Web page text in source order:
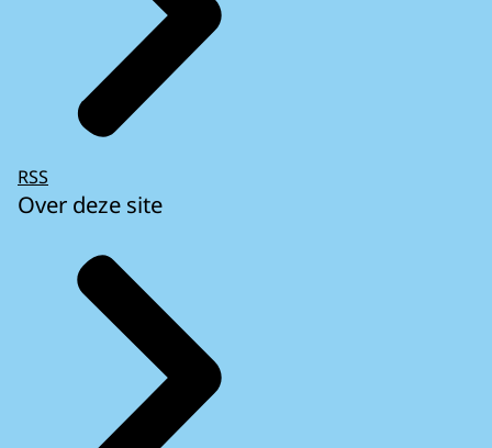
RSS
Over deze site